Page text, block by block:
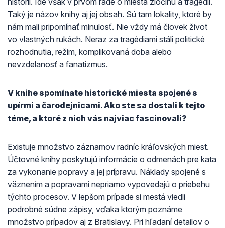
Taký je názov knihy aj jej obsah. Sú tam lokality, ktoré by
nám mali pripomínať minulosť. Nie vždy má človek život
vo vlastných rukách. Neraz za tragédiami stáli politické
rozhodnutia, režim, komplikovaná doba alebo
nevzdelanosť a fanatizmus.
V knihe spomínate historické miesta spojené s
upírmi a čarodejnicami. Ako ste sa dostali k tejto
téme, a ktoré z nich vás najviac fascinovali?
Existuje množstvo záznamov radníc kráľovských miest.
Účtovné knihy poskytujú informácie o odmenách pre kata
za vykonanie popravy a jej prípravu. Náklady spojené s
väznením a popravami nepriamo vypovedajú o priebehu
týchto procesov. V lepšom prípade si mestá viedli
podrobné súdne zápisy, vďaka ktorým poznáme
množstvo prípadov aj z Bratislavy. Pri hľadaní detailov o